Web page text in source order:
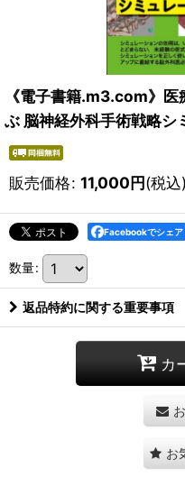
《電子書籍.m3.com》
ぶ 脳神経外科手術戦略シ
販売価格: 11,000円(税込)
Facebookでシェア
数量:
返品特約に関する重要事項
カ
お